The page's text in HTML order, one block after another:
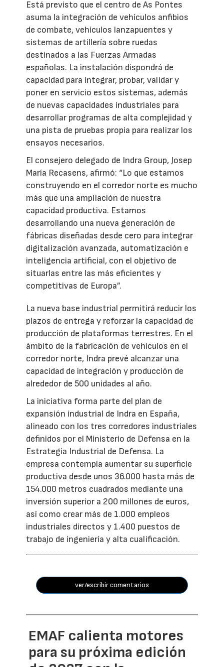
Está previsto que el centro de As Pontes
asuma la integración de vehículos anfibios
de combate, vehículos lanzapuentes y
sistemas de artillería sobre ruedas
destinados a las Fuerzas Armadas
españolas. La instalación dispondrá de
capacidad para integrar, probar, validar y
poner en servicio estos sistemas, además
de nuevas capacidades industriales para
desarrollar programas de alta complejidad y
una pista de pruebas propia para realizar los
ensayos necesarios.
El consejero delegado de Indra Group, Josep
María Recasens, afirmó: “Lo que estamos
construyendo en el corredor norte es mucho
más que una ampliación de nuestra
capacidad productiva. Estamos
desarrollando una nueva generación de
fábricas diseñadas desde cero para integrar
digitalización avanzada, automatización e
inteligencia artificial, con el objetivo de
situarlas entre las más eficientes y
competitivas de Europa”.
La nueva base industrial permitirá reducir los
plazos de entrega y reforzar la capacidad de
producción de plataformas terrestres. En el
ámbito de la fabricación de vehículos en el
corredor norte, Indra prevé alcanzar una
capacidad de integración y producción de
alrededor de 500 unidades al año.
La iniciativa forma parte del plan de
expansión industrial de Indra en España,
alineado con los tres corredores industriales
definidos por el Ministerio de Defensa en la
Estrategia Industrial de Defensa. La
empresa contempla aumentar su superficie
productiva desde unos 36.000 hasta más de
154.000 metros cuadrados mediante una
inversión superior a 200 millones de euros,
así como crear más de 1.000 empleos
industriales directos y 1.400 puestos de
trabajo de ingeniería y alta cualificación.
ver/escribir comentarios
EMAF calienta motores
para su próxima edición